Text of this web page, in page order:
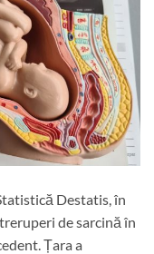
Destatis, în
de sarcină în
Țara a